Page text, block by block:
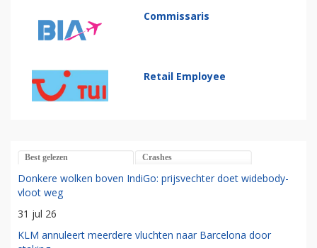
Commissaris
Retail Employee
Best gelezen Crashes
Donkere wolken boven IndiGo: prijsvechter doet widebody-
vloot weg
31 jul 26
KLM annuleert meerdere vluchten naar Barcelona door